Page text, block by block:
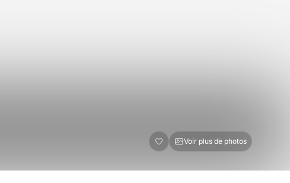
Voir plus de photos